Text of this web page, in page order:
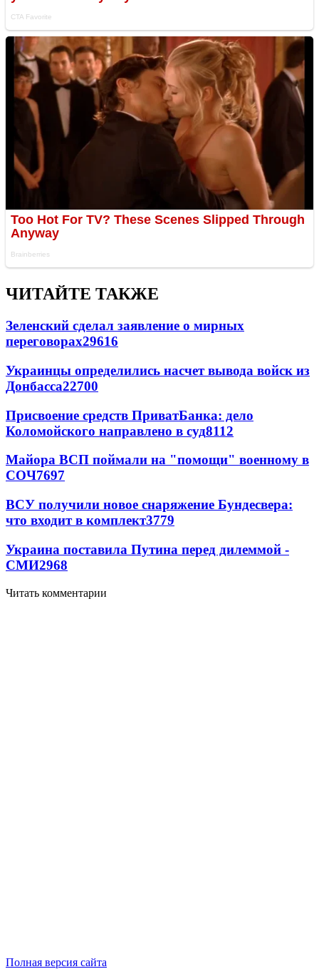
ЧИТАЙТЕ ТАКЖЕ
Зеленский сделал заявление о мирных
переговорах29616
Украинцы определились насчет вывода войск из
Донбасса22700
Присвоение средств ПриватБанка: дело
Коломойского направлено в суд8112
Майора ВСП поймали на "помощи" военному в
СОЧ7697
ВСУ получили новое снаряжение Бундесвера:
что входит в комплект3779
Украина поставила Путина перед дилеммой -
СМИ2968
Читать комментарии
Полная версия сайта